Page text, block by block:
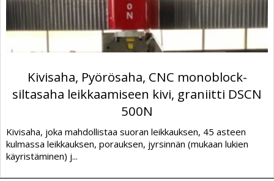
Kivisaha, Pyörösaha, CNC monoblock-
siltasaha leikkaamiseen kivi, graniitti DSCN
500N
Kivisaha, joka mahdollistaa suoran leikkauksen, 45 asteen
kulmassa leikkauksen, porauksen, jyrsinnän (mukaan lukien
käyristäminen) j...